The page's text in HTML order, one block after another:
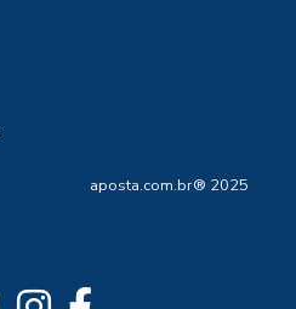
aposta.com.br® 2025